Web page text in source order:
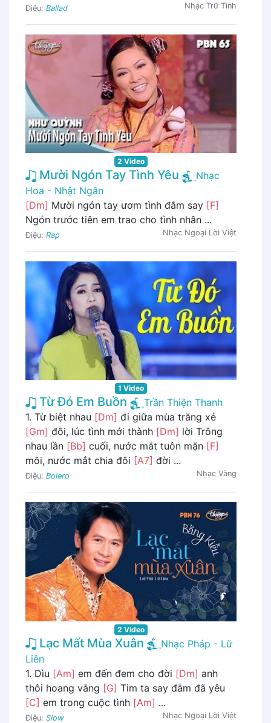
Điệu: Ballad Nhạc Trữ Tình
2 Video
Mười Ngón Tay Tình Yêu
Nhạc
Hoa - Nhật Ngân
[Dm] Mười ngón tay ươm tình đắm say [F]
Ngón trước tiên em trao cho tình nhân ...
Điệu: Rap Nhạc Ngoại Lời Việt
1 Video
Từ Đó Em Buồn
Trần Thiện Thanh
1. Từ biệt nhau [Dm] đi giữa mùa trăng xẻ
[Gm] đôi, lúc tình mới thành [Dm] lời Trông
nhau lần [Bb] cuối, nước mắt tuôn mặn [F]
môi, nước mắt chia đôi [A7] đời ...
Điệu: Bolero Nhạc Vàng
2 Video
Lạc Mất Mùa Xuân
Nhạc Pháp - Lữ
Liên
1. Dìu [Am] em đến đem cho đời [Dm] anh
thôi hoang vắng [G] Tim ta say đắm đã yêu
[C] em trong cuộc tình [Am] ...
Điệu: Slow Nhạc Ngoại Lời Việt